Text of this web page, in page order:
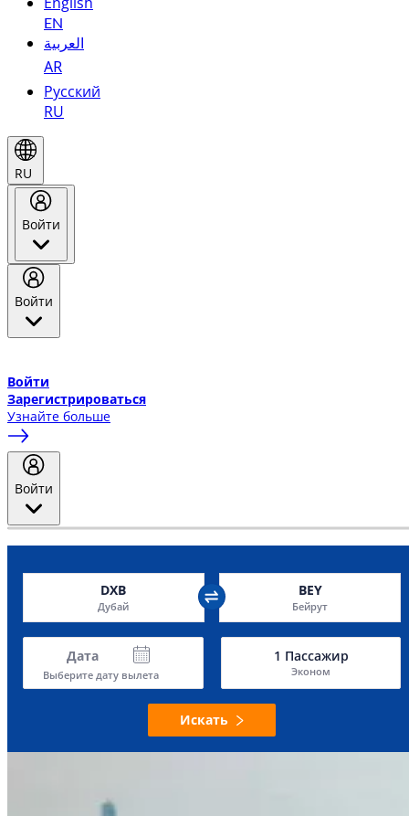
EN
العربية
AR
Русский
RU
RU
Войти
Войти
Войти
Зарегистрироваться
Узнайте больше
Войти
DXB
Дубай
BEY
Бейрут
Дата
Выберите дату вылета
1 Пассажир
Эконом
Искать